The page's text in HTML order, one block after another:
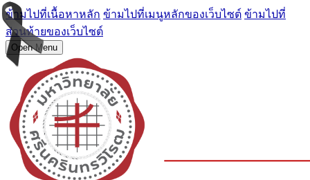
ข้ามไปที่เนื้อหาหลัก ข้ามไปที่เมนูหลักของเว็บไซต์ ข้ามไปที่
ส่วนท้ายของเว็บไซต์
Open Menu